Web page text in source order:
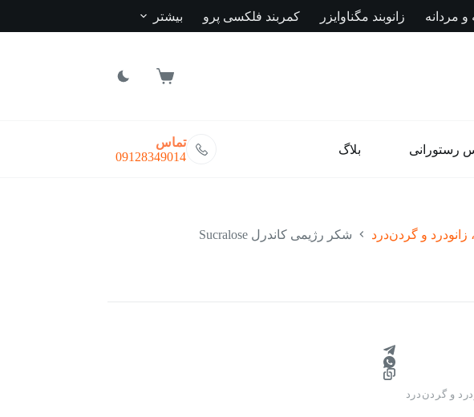
مردانه زانوبند مگناوایزر کمربند فلکسی پرو بیشتر
سبد
رستورانی بلاگ
تماس
09128349014
و گردن‌درد شکر رژیمی کاندرل Sucralose
و گردن‌درد